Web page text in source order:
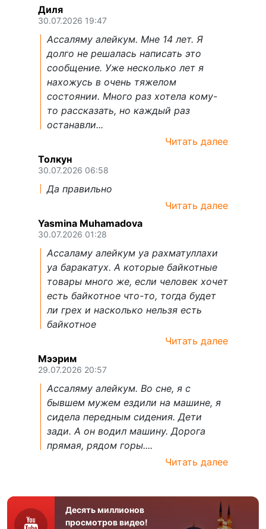
Диля
30.07.2026 19:47
Ассаляму алейкум. Мне 14 лет. Я
долго не решалась написать это
сообщение. Уже несколько лет я
нахожусь в очень тяжелом
состоянии. Много раз хотела кому-
то рассказать, но каждый раз
останавли...
Читать далее
Толкун
30.07.2026 06:58
Да правильно
Читать далее
Yasmina Muhamadova
30.07.2026 01:28
Ассаламу алейкум уа рахматуллахи
уа баракатух. А которые байкотные
товары много же, если человек хочет
есть байкотное что-то, тогда будет
ли грех и насколько нельзя есть
байкотное
Читать далее
Мээрим
29.07.2026 20:57
Ассаляму алейкум. Во сне, я с
бывшем мужем ездили на машине, я
сидела передным сидения. Дети
зади. А он водил машину. Дорога
прямая, рядом горы....
Читать далее
Десять миллионов
просмотров видео!